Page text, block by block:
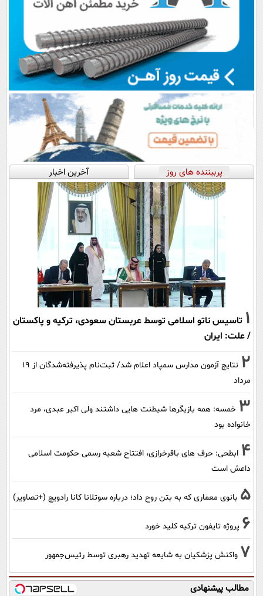
پربیننده های روز آخرین اخبار
1 تاسیس ناتو اسلامی توسط عربستان سعودی، ترکیه و پاکستان
/ علت: ایران
2
نتایج آزمون مدارس سمپاد اعلام شد/ ثبت‌نام پذیرفته‌شدگان از ۱۹
مرداد
3 خمسه: همه بازیگرها شیطنت هایی داشتند ولی اکبر عبدی، مرد
خانواده بود
4 ابطحی: حرف های باقرخرازی، افتتاح شعبه رسمی حکومت اسلامی
داعش است
5 بانوی معماری که به بتن روح داد؛ درباره سوتلانا کانا رادویچ (+تصاویر)
6 پروژه تایفون ترکیه کلید خورد
7 واکنش پزشکیان به شایعه تهدید رهبری توسط رئیس‌جمهور
مطالب پیشنهادی